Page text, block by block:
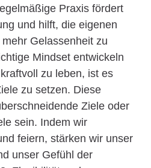
Praxis fördert
und hilft, die eigenen
Gelassenheit zu
Mindset entwickeln
zu leben, ist es
zu setzen. Diese
Ziele oder
sein. Indem wir
feiern, stärken wir unser
unser Gefühl der